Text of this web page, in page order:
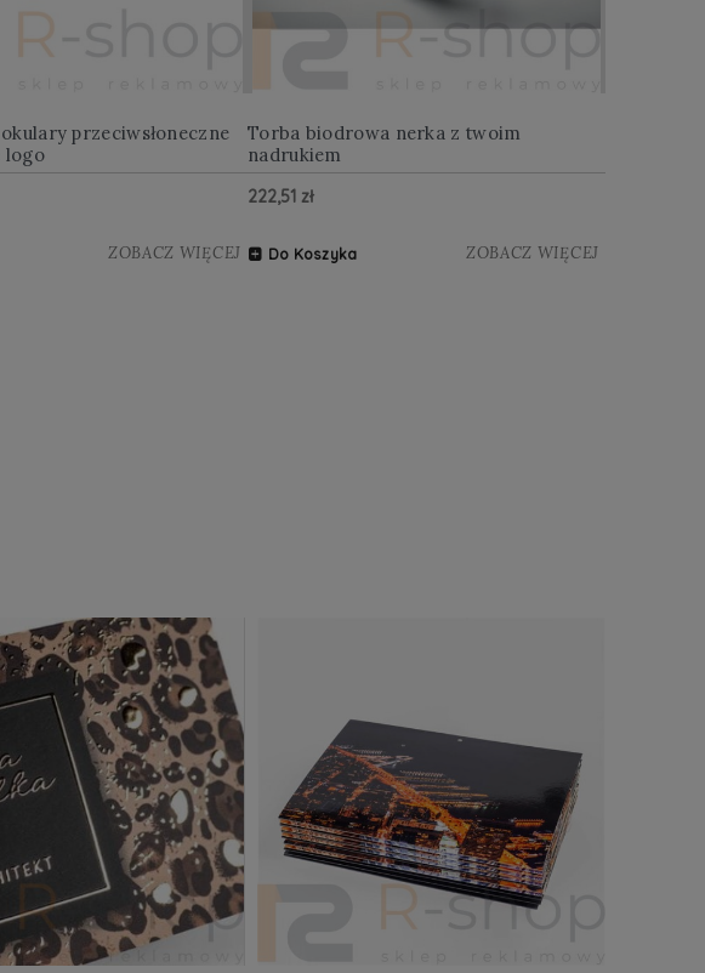
przeciwsłoneczne
logo
ZOBACZ WIĘCEJ
Torba biodrowa nerka z twoim
nadrukiem
222,51 zł
Do Koszyka ZOBACZ WIĘCEJ